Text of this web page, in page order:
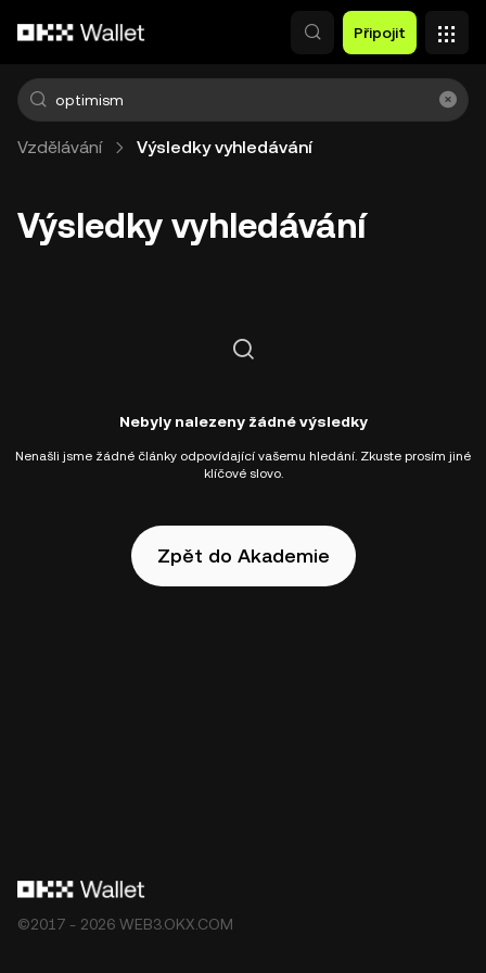
Připojit
Vzdělávání Výsledky vyhledávání
Výsledky vyhledávání
Nebyly nalezeny žádné výsledky
Nenašli jsme žádné články odpovídající vašemu hledání. Zkuste prosím jiné
klíčové slovo.
Zpět do Akademie
©2017 - 2026 WEB3.OKX.COM